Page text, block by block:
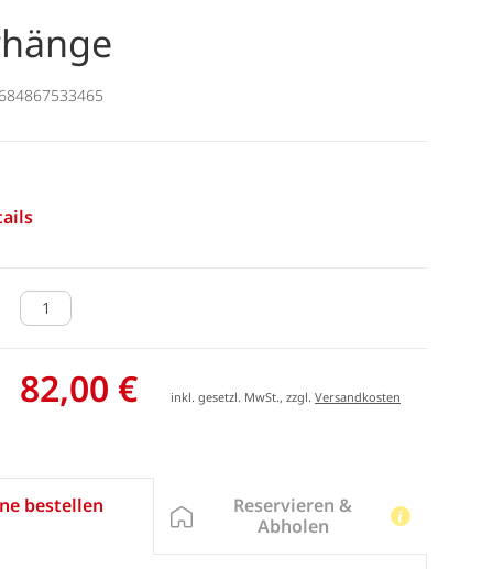
82,00 € inkl. gesetzl. MwSt., zzgl.Versandkosten
bestellen
Reservieren &
Abholen